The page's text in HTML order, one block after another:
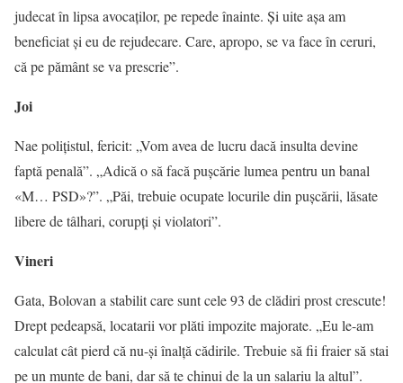
judecat în lipsa avocaților, pe repede înainte. Și uite așa am
beneficiat și eu de rejudecare. Care, apropo, se va face în ceruri,
că pe pământ se va prescrie”.
Joi
Nae polițistul, fericit: „Vom avea de lucru dacă insulta devine
faptă penală”. „Adică o să facă pușcărie lumea pentru un banal
«M… PSD»?”. „Păi, trebuie ocupate locurile din pușcării, lăsate
libere de tâlhari, corupți și violatori”.
Vineri
Gata, Bolovan a stabilit care sunt cele 93 de clădiri prost crescute!
Drept pedeapsă, locatarii vor plăti impozite majorate. „Eu le-am
calculat cât pierd că nu-și înalță cădirile. Trebuie să fii fraier să stai
pe un munte de bani, dar să te chinui de la un salariu la altul”.